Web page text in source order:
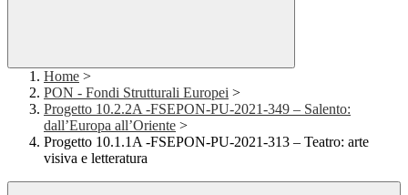
Home >
PON - Fondi Strutturali Europei >
Progetto 10.2.2A -FSEPON-PU-2021-349 – Salento:
dall’Europa all’Oriente >
Progetto 10.1.1A -FSEPON-PU-2021-313 – Teatro: arte
visiva e letteratura